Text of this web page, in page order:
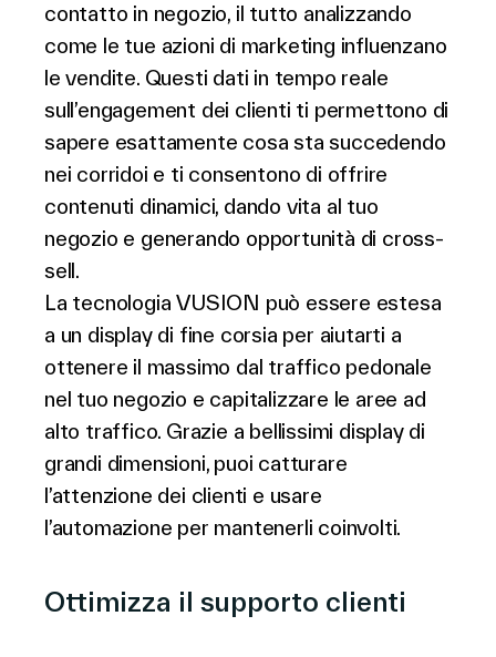
contatto in negozio, il tutto analizzando
come le tue azioni di marketing influenzano
le vendite. Questi dati in tempo reale
sull’engagement dei clienti ti permettono di
sapere esattamente cosa sta succedendo
nei corridoi e ti consentono di offrire
contenuti dinamici, dando vita al tuo
negozio e generando opportunità di cross-
sell.
La tecnologia VUSION può essere estesa
a un display di fine corsia per aiutarti a
ottenere il massimo dal traffico pedonale
nel tuo negozio e capitalizzare le aree ad
alto traffico. Grazie a bellissimi display di
grandi dimensioni, puoi catturare
l’attenzione dei clienti e usare
l’automazione per mantenerli coinvolti.
Ottimizza il supporto clienti